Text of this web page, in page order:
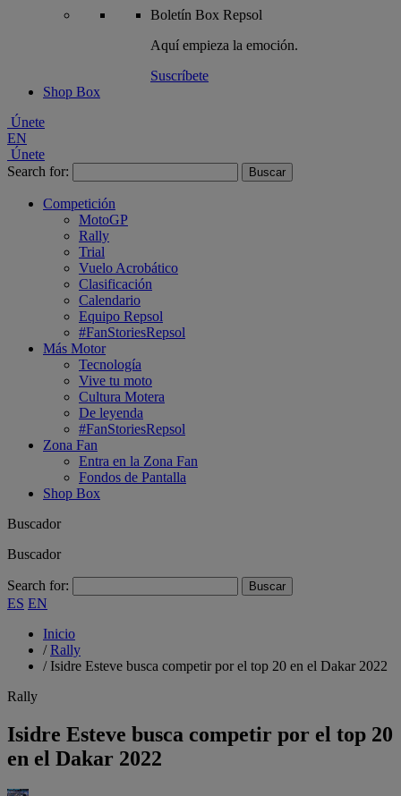
Boletín Box Repsol
Aquí empieza la emoción.
Suscríbete
Shop Box
Únete
EN
Únete
Search for:
Competición
MotoGP
Rally
Trial
Vuelo Acrobático
Clasificación
Calendario
Equipo Repsol
#FanStoriesRepsol
Más Motor
Tecnología
Vive tu moto
Cultura Motera
De leyenda
#FanStoriesRepsol
Zona Fan
Entra en la Zona Fan
Fondos de Pantalla
Shop Box
Buscador
Buscador
Search for:
ES EN
Inicio
/Rally
/Isidre Esteve busca competir por el top 20 en el Dakar 2022
Rally
Isidre Esteve busca competir por el top 20
en el Dakar 2022